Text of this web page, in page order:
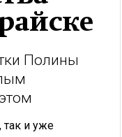
Полины
так и уже